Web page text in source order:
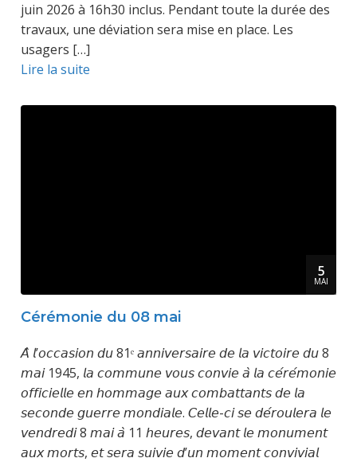
juin 2026 à 16h30 inclus. Pendant toute la durée des
travaux, une déviation sera mise en place. Les
usagers […]
Lire la suite
5
MAI
Cérémonie du 08 mai
𝘈̀ 𝘭’𝘰𝘤𝘤𝘢𝘴𝘪𝘰𝘯 𝘥𝘶 81ᵉ 𝘢𝘯𝘯𝘪𝘷𝘦𝘳𝘴𝘢𝘪𝘳𝘦 𝘥𝘦 𝘭𝘢 𝘷𝘪𝘤𝘵𝘰𝘪𝘳𝘦 𝘥𝘶 8
𝘮𝘢𝘪 1945, 𝘭𝘢 𝘤𝘰𝘮𝘮𝘶𝘯𝘦 𝘷𝘰𝘶𝘴 𝘤𝘰𝘯𝘷𝘪𝘦 𝘢̀ 𝘭𝘢 𝘤𝘦́𝘳𝘦́𝘮𝘰𝘯𝘪𝘦
𝘰𝘧𝘧𝘪𝘤𝘪𝘦𝘭𝘭𝘦 𝘦𝘯 𝘩𝘰𝘮𝘮𝘢𝘨𝘦 𝘢𝘶𝘹 𝘤𝘰𝘮𝘣𝘢𝘵𝘵𝘢𝘯𝘵𝘴 𝘥𝘦 𝘭𝘢
𝘴𝘦𝘤𝘰𝘯𝘥𝘦 𝘨𝘶𝘦𝘳𝘳𝘦 𝘮𝘰𝘯𝘥𝘪𝘢𝘭𝘦. 𝘊𝘦𝘭𝘭𝘦-𝘤𝘪 𝘴𝘦 𝘥𝘦́𝘳𝘰𝘶𝘭𝘦𝘳𝘢 𝘭𝘦
𝘷𝘦𝘯𝘥𝘳𝘦𝘥𝘪 8 𝘮𝘢𝘪 𝘢̀ 11 𝘩𝘦𝘶𝘳𝘦𝘴, 𝘥𝘦𝘷𝘢𝘯𝘵 𝘭𝘦 𝘮𝘰𝘯𝘶𝘮𝘦𝘯𝘵
𝘢𝘶𝘹 𝘮𝘰𝘳𝘵𝘴, 𝘦𝘵 𝘴𝘦𝘳𝘢 𝘴𝘶𝘪𝘷𝘪𝘦 𝘥’𝘶𝘯 𝘮𝘰𝘮𝘦𝘯𝘵 𝘤𝘰𝘯𝘷𝘪𝘷𝘪𝘢𝘭